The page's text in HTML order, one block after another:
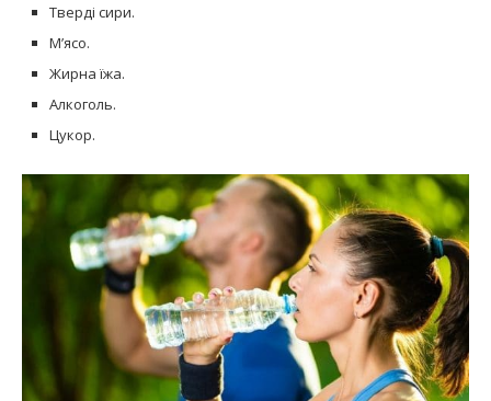
Тверді сири.
М’ясо.
Жирна їжа.
Алкоголь.
Цукор.